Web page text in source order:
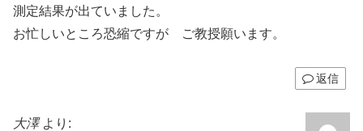
測定結果が出ていました。
お忙しいところ恐縮ですが ご教授願います。
返信
大澤 より: